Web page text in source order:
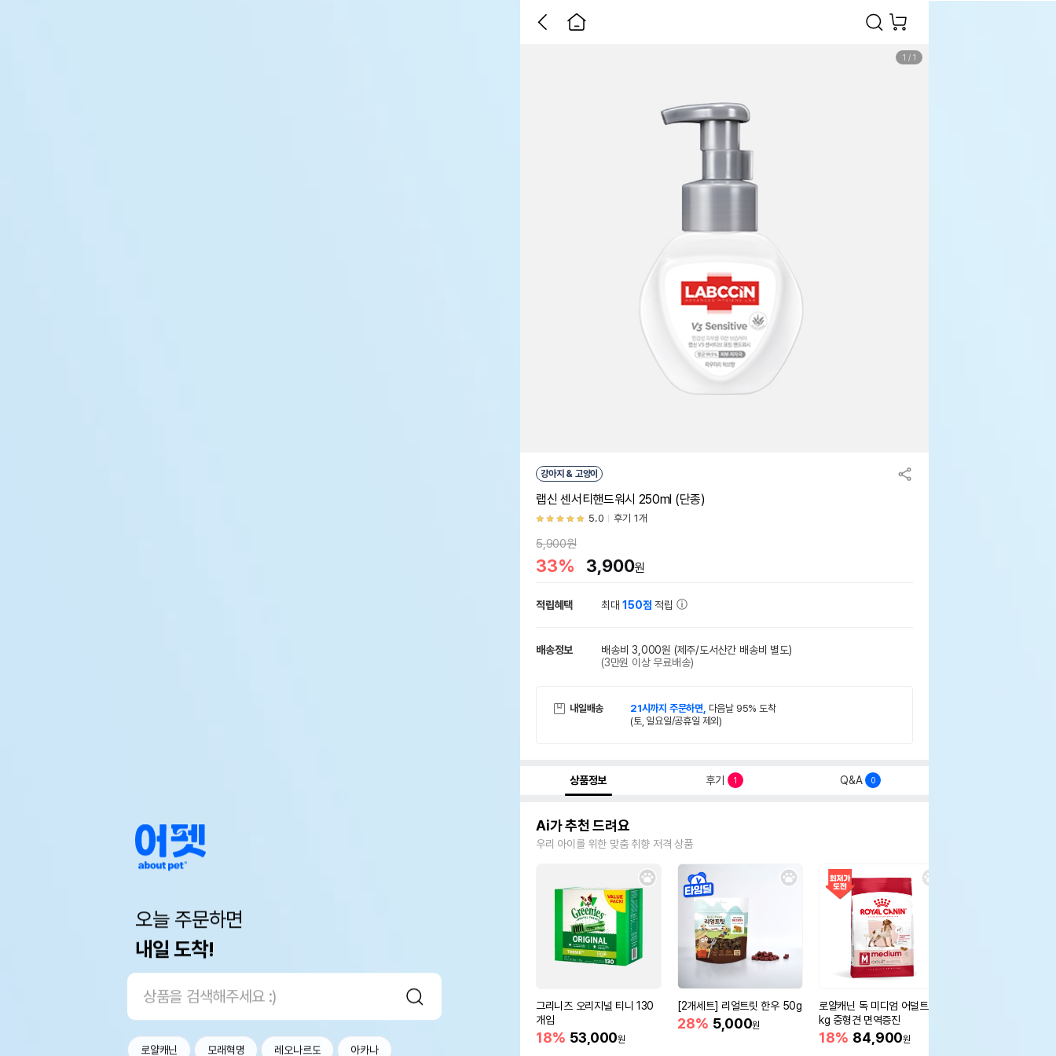
오늘 주문하면
내일 도착!
로얄캐닌 모래혁명 레오나르도 아카나
1 / 1
강아지 & 고양이
랩신 센서티핸드워시 250ml (단종)
5.0 후기 1개
5,900원
33% 3,900원
적립혜택 최대150점 적립
배송정보 배송비 3,000원 (제주/도서산간 배송비 별도)
(3만원 이상 무료배송)
내일배송 21시까지 주문하면, 다음날 95% 도착
(토, 일요일/공휴일 제외)
상품정보 후기 1 Q&A 0
Ai가 추천 드려요
우리 아이를 위한 맞춤 취향 저격 상품
그리니즈 오리지널 티니 130
개입
18% 53,000원
[2개세트] 리얼트릿 한우 50g
28% 5,000원
로얄캐닌 독 미디엄 어덜트 10
kg 중형견 면역증진
18% 84,900원